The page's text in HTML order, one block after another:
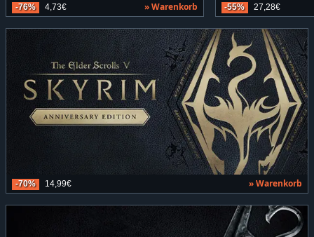
-76% 4,73€ » Warenkorb -55% 27,28€
-70% 14,99€ » Warenkorb